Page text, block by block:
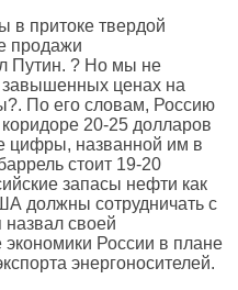
в притоке твердой
продажи
Путин. ? Но мы не
завышенных ценах на
По его словам, Россию
20-25 долларов
цифры, названной им в
стоит 19-20
запасы нефти как
должны сотрудничать с
своей
экономики России в плане
энергоносителей.